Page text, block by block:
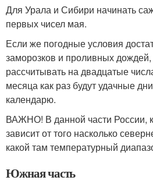
Для Урала и Сибири начинать
первых чисел мая.
Если же погодные условия
заморозков и проливных
рассчитывать на двадцатые
месяца как раз будут удачные
календарю.
ВАЖНО! В данной части России,
зависит от того насколько
какой там температурный
Южная часть